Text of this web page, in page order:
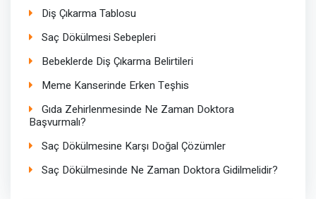
Diş Çıkarma Tablosu
Saç Dökülmesi Sebepleri
Bebeklerde Diş Çıkarma Belirtileri
Meme Kanserinde Erken Teşhis
Gıda Zehirlenmesinde Ne Zaman Doktora
Başvurmalı?
Saç Dökülmesine Karşı Doğal Çözümler
Saç Dökülmesinde Ne Zaman Doktora Gidilmelidir?